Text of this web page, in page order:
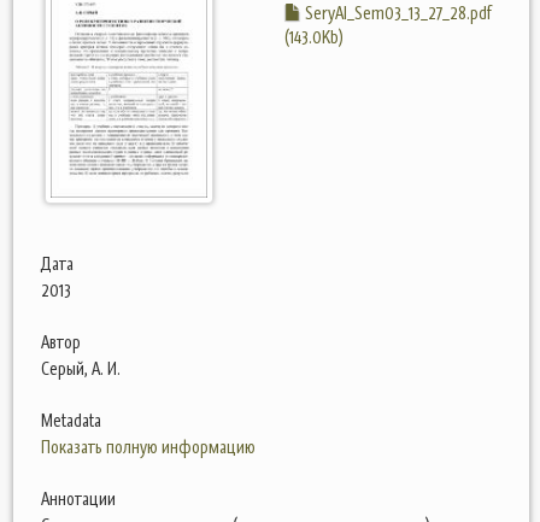
SeryAI_Sem03_13_27_28.pdf
(143.0Kb)
Дата
2013
Автор
Серый, А. И.
Metadata
Показать полную информацию
Аннотации